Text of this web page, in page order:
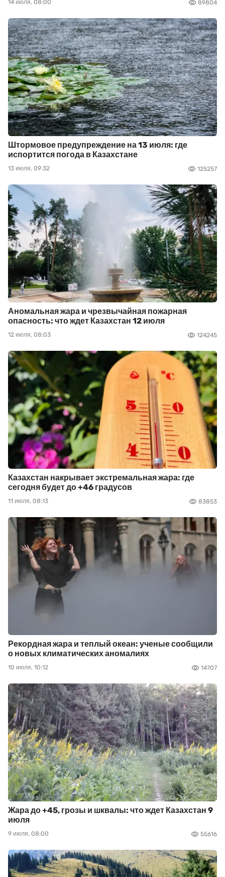
14 июля, 08:00 89804
Штормовое предупреждение на 13 июля: где
испортится погода в Казахстане
13 июля, 09:32 125257
Аномальная жара и чрезвычайная пожарная
опасность: что ждет Казахстан 12 июля
12 июля, 08:03 124245
Казахстан накрывает экстремальная жара: где
сегодня будет до +46 градусов
11 июля, 08:13 83853
Рекордная жара и теплый океан: ученые сообщили
о новых климатических аномалиях
10 июля, 10:12 14707
Жара до +45, грозы и шквалы: что ждет Казахстан 9
июля
9 июля, 08:00 55616